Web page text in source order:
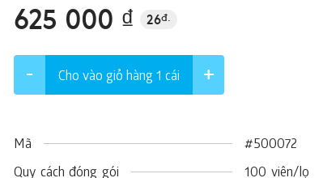
625 000 ₫ 26đ.
Cho vào giỏ hàng 1cái
Mã
#500072
Quy cách đóng gói
100 viên/lọ